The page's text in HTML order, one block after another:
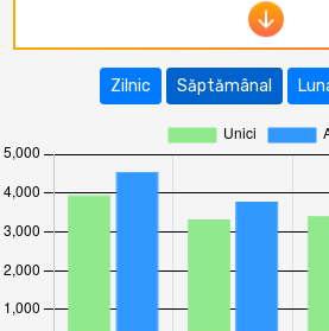
,
conținut de specialitate atât
din domeniu, cât și pentru
de evoluțiile medicale actuale.
În ultimele 12 luni,
înregistrat o evoluție fluctuantă
mai bun rezultat a fost în
29.939 vizitatori unici
și
Zilnic Săptămânal